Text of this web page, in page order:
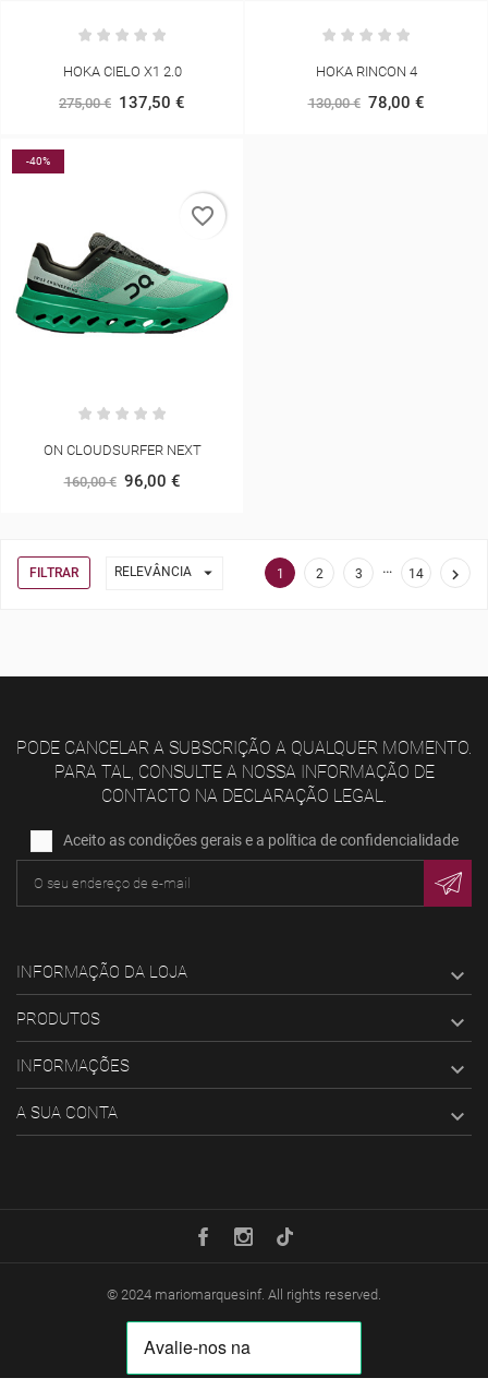
HOKA CIELO X1 2.0
275,00 € 137,50 €
HOKA RINCON 4
130,00 € 78,00 €
-40%
ON CLOUDSURFER NEXT
160,00 € 96,00 €
favorite_border
FILTRAR RELEVÂNCIA  1 2 3 … 14 
PODE CANCELAR A SUBSCRIÇÃO A QUALQUER MOMENTO.
PARA TAL, CONSULTE A NOSSA INFORMAÇÃO DE
CONTACTO NA DECLARAÇÃO LEGAL.
Aceito as condições gerais e a política de confidencialidade
INFORMAÇÃO DA LOJA 
PRODUTOS 
INFORMAÇÕES 
A SUA CONTA 
© 2024 mariomarquesinf. All rights reserved.